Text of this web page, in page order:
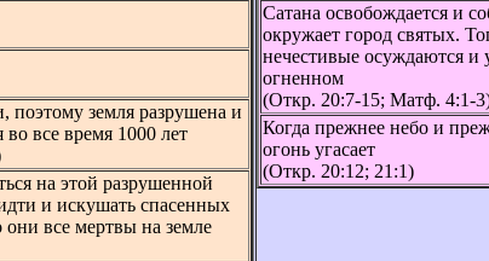
земля разрушена и
все время 1000 лет
на этой разрушенной
и искушать спасенных
все мертвы на земле
Сатана освобождается и
окружает город святых.
нечестивые осуждаются и
огненном
(Откр. 20:7-15; Матф. 4:1-
Когда прежнее небо и
огонь угасает
(Откр. 20:12; 21:1)